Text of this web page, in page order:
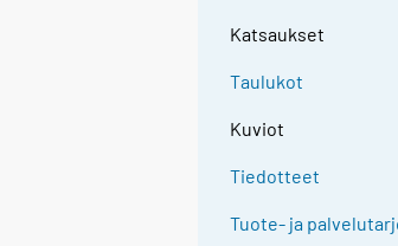
Katsaukset
Taulukot
Kuviot
Tiedotteet
Tuote- ja